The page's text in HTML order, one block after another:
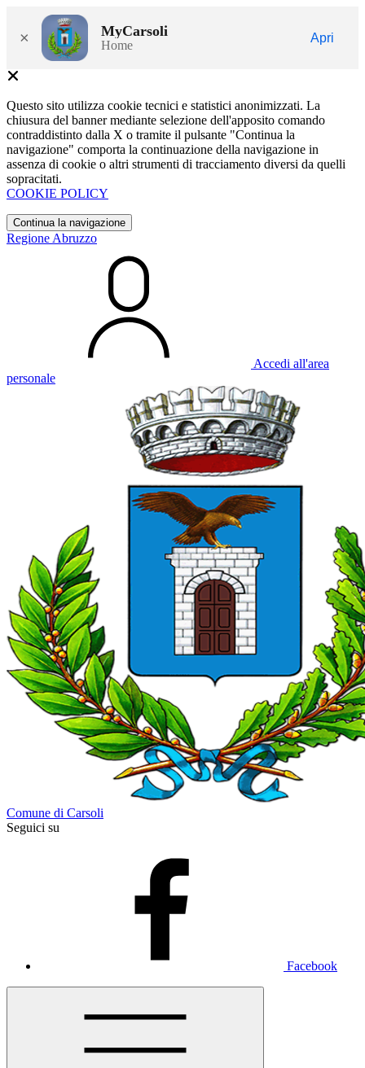
× MyCarsoli
Home
Apri
Questo sito utilizza cookie tecnici e statistici anonimizzati. La
chiusura del banner mediante selezione dell'apposito comando
contraddistinto dalla X o tramite il pulsante "Continua la
navigazione" comporta la continuazione della navigazione in
assenza di cookie o altri strumenti di tracciamento diversi da quelli
sopracitati.
COOKIE POLICY
Continua la navigazione
Regione Abruzzo
Accedi all'area
personale
Comune di Carsoli
Seguici su
Facebook